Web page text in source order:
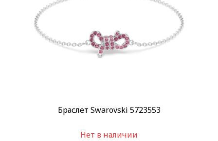
Браслет Swarovski 5723553
Нет в наличии